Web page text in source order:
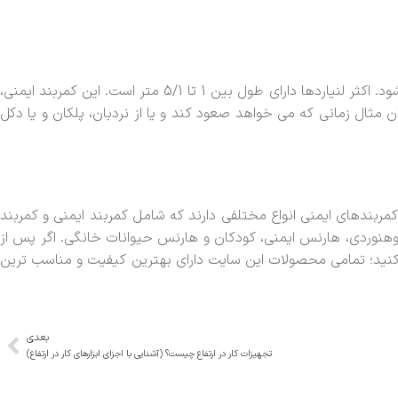
یکی از ساده ترین و کاربردی ترین کمربندهای ایمنی دو قلاب است. این کمربند دارای دو لنیارد است که به کمربند ایمنی متصل می شود. اکثر لنیاردها دارای طول بین 1 تا 5/1 متر است. این کمربند ایمنی،
مثال زمانی که می خواهد صعود کند و یا از نردبان، پلکان و یا دکل
ایمنی انواع مختلفی دارند که شامل کمربند ایمنی و کمربند
هارنس ایمنی، کودکان و هارنس حیوانات خانگی. اگر پس از
تمامی محصولات این سایت دارای بهترین کیفیت و مناسب ترین
بعدی
تجهیزات کار در ارتفاع چیست؟ (آشنایی با اجزای ابزارهای کار در ارتفاع)